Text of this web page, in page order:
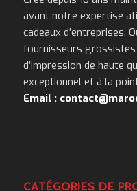
avant notre expertise
cadeaux d’entreprises.
fournisseurs grossistes
d’impression de haute
exceptionnel et à la
Email :
CATÉGORIES DE